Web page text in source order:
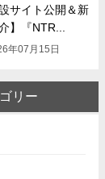
設サイト公開＆新
】『NTR...
年07月15日
リー